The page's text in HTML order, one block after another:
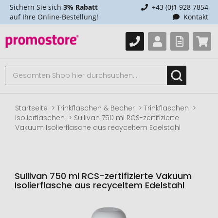
Sichern Sie sich 3% Rabatt
auf Ihre Online-Bestellung!
+43 (0)1 928 7854
Kontakt
Startseite Trinkflaschen & Becher
Trinkflaschen
Isolierflaschen
Sullivan 750 ml RCS-zertifizierte
Vakuum Isolierflasche aus recyceltem Edelstahl
Sullivan 750 ml RCS-zertifizierte Vakuum
Isolierflasche aus recyceltem Edelstahl